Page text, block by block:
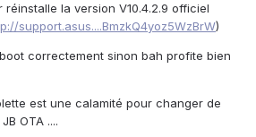
la version V10.4.2.9 officiel
support.asus....BmzkQ4yoz5WzBrW)
correctement sinon bah profite bien
est une calamité pour changer de
OTA ....